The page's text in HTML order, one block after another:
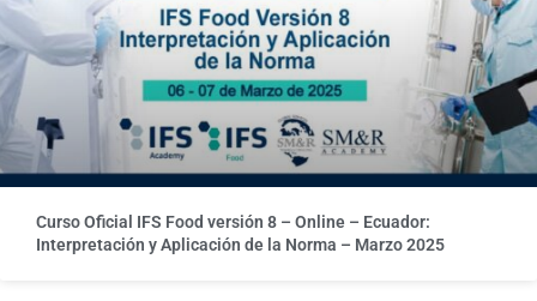
Curso Oficial IFS Food versión 8 – Online – Ecuador:
Interpretación y Aplicación de la Norma – Marzo 2025